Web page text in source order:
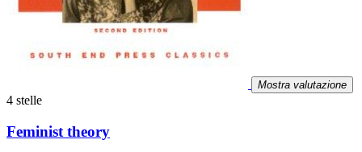
Mostra valutazione
4 stelle
Feminist theory